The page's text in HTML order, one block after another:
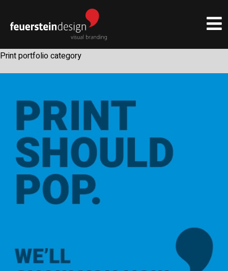
Print portfolio category